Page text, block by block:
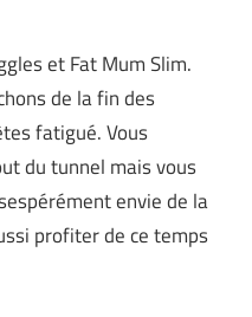
et Fat Mum Slim.
de la fin des
fatigué. Vous
du tunnel mais vous
envie de la
profiter de ce temps